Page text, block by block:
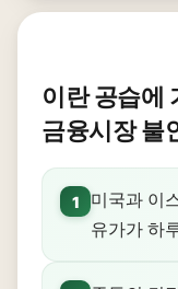
이란 공습에
금융시장 불
1
미국과 이
유가가 하